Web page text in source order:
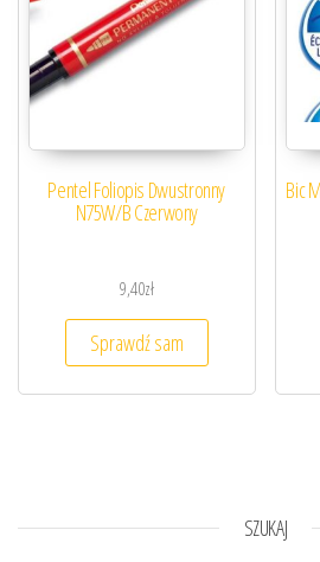
Pentel Foliopis Dwustronny
N75W/B Czerwony
9,40zł
Sprawdź sam
Bic
SZUKAJ